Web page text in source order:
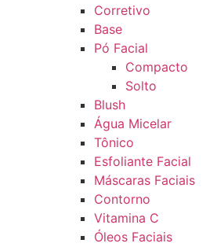
Corretivo
Base
Pó Facial
Compacto
Solto
Blush
Água Micelar
Tônico
Esfoliante Facial
Máscaras Faciais
Contorno
Vitamina C
Óleos Faciais